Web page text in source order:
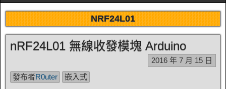
NRF24L01
nRF24L01 無線收發模塊 Arduino
2016 年 7 月 15 日
發布者R0uter
嵌入式